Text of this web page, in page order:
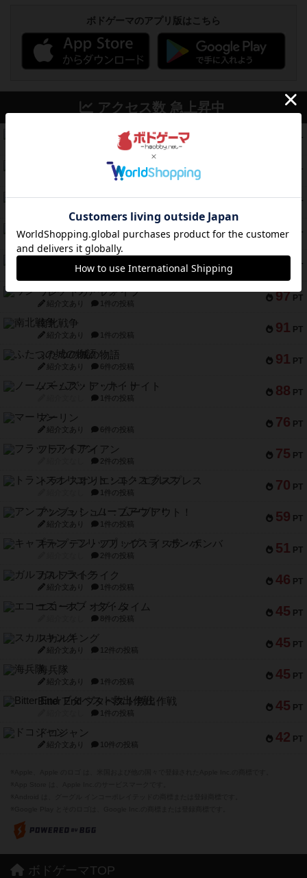
ボドゲーマのアプリ版はこちら
アクセス数 急上昇中
PT
無限まちがいさがし
2件の投稿
PT
リワイルド：サウスアメリカ
2件の投稿
378 PT
アンダー・ザ・テーブラー
133 PT
宵と暁の呪文書
紹介文あり 8件の投稿
PT
紹介文あり 1件の投稿
97 PT
ワン・トゥ・ファイブ
紹介文あり 1件の投稿
91 PT
南北戦争
紹介文あり 1件の投稿
91 PT
ふたつの城の物語
紹介文あり 6件の投稿
88 PT
ノームズ・アット・ナイト
1件の投稿
76 PT
マーリン
紹介文あり 6件の投稿
75 PT
フラットアイアン
2件の投稿
70 PT
トランスオリエント・エクスプレス
1件の投稿
59 PT
アンブッシュ！：ムーブアウト！
紹介文あり 1件の投稿
51 PT
キャプテン・フリップ：イスラ・ボンバ
2件の投稿
46 PT
ガルフストライク
紹介文あり 1件の投稿
45 PT
エコーズ・オブ・タイム
8件の投稿
45 PT
スカルキング
紹介文あり 12件の投稿
45 PT
海兵隊
紹介文あり 1件の投稿
45 PT
Bitter End ブタペスト救出作戦
1件の投稿
42 PT
ドコジャン
紹介文あり 10件の投稿
ボドゲーマTOP